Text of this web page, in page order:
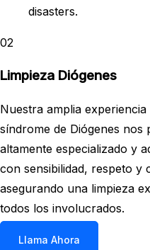
02
Limpieza Diógenes
Nuestra amplia
síndrome de Diógenes
altamente especializado y
con sensibilidad, respeto y
asegurando una limpieza
todos los involucrados.
Llama Ahora